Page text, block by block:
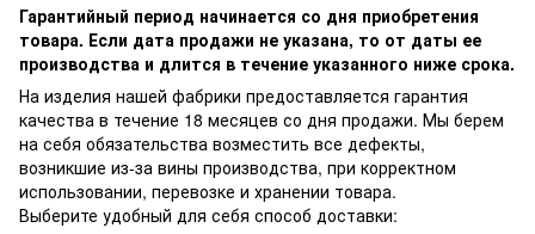
Гарантийный период начинается со дня приобретения
товара. Если дата продажи не указана, то от даты ее
производства и длится в течение указанного ниже срока.
На изделия нашей фабрики предоставляется гарантия
качества в течение 18 месяцев со дня продажи. Мы берем
на себя обязательства возместить все дефекты,
возникшие из-за вины производства, при корректном
использовании, перевозке и хранении товара.
Выберите удобный для себя способ доставки: